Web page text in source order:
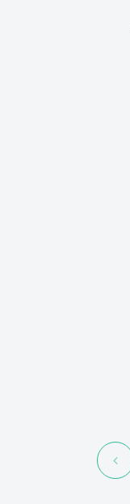
前